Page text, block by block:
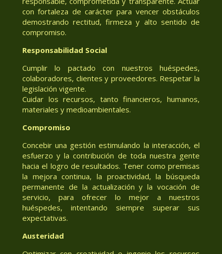
con fortaleza de carácter para vencer obstáculos
demostrando rectitud, firmeza y alto sentido de
compromiso.
Responsabilidad Social
Cumplir lo pactado con nuestros huéspedes,
colaboradores, clientes y proveedores. Respetar la
legislación vigente.
Cuidar los recursos, tanto financieros, humanos,
materiales y medioambientales.
Compromiso
Concebir una gestión estimulando la interacción, el
esfuerzo y la contribución de toda nuestra gente
hacia el logro de resultados. Tener como premisas
la mejora continua, la proactividad, la búsqueda
permanente de la actualización y la vocación de
servicio, para ofrecer lo mejor a nuestros
huéspedes, intentando siempre superar sus
expectativas.
Austeridad